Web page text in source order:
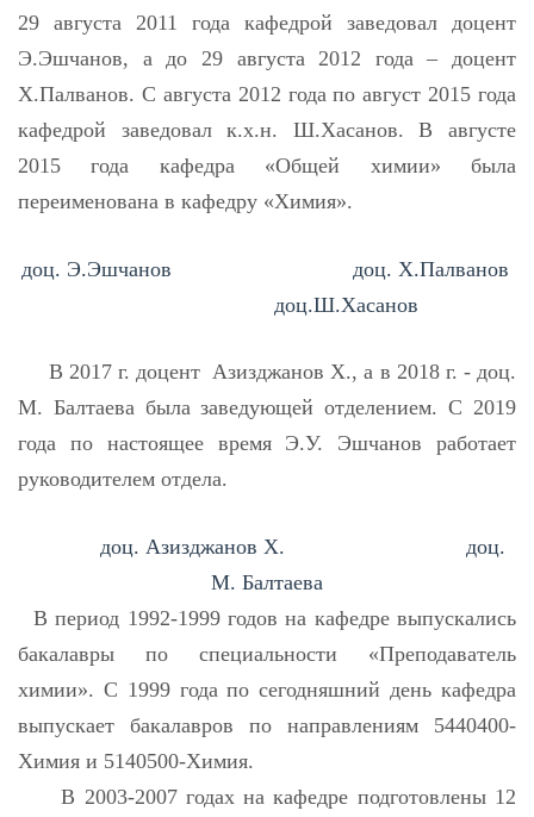
29 августа 2011 года кафедрой заведовал доцент
Э.Эшчанов, а до 29 августа 2012 года – доцент
X.Палванов. С августа 2012 года по август 2015 года
кафедрой заведовал к.х.н. Ш.Хасанов. В августе
2015 года кафедра «Общей химии» была
переименована в кафедру «Химия».
доц. Э.Эшчанов
доц. X.Палванов
доц.Ш.Хасанов
В 2017 г. доцент Азизджанов Х., а в 2018 г. - доц.
М. Балтаева была заведующей отделением. С 2019
года по настоящее время Э.У. Эшчанов работает
руководителем отдела.
доц. Азизджанов Х.
доц.
М. Балтаева
В период 1992-1999 годов на кафедре выпускались
бакалавры по специальности «Преподаватель
химии». С 1999 года по сегодняшний день кафедра
выпускает бакалавров по направлениям 5440400-
Химия и 5140500-Химия.
В 2003-2007 годах на кафедре подготовлены 12